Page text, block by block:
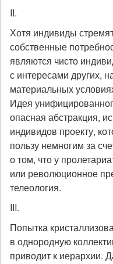
II.
Хотя индивиды
собственные
являются чисто
с интересами других,
материальных
Идея
опасная абстракция,
индивидов проекту,
пользу немногим за
о том, что у
или революционное
телеология.
III.
Попытка
в однородную
приводит к иерархии.